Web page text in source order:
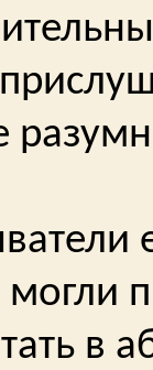
могли
в